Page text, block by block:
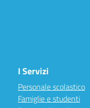
I Servizi
Personale scolastico
Famiglie e studenti